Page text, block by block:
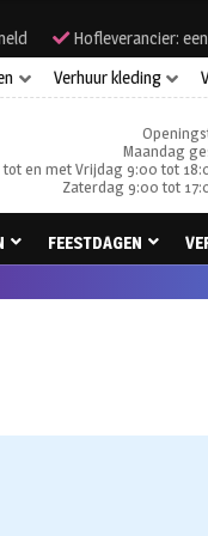
Hofleverancier:
Verhuur kleding
Maandag
tot en met Vrijdag 9:00 tot
Zaterdag 9:00 tot
FEESTDAGEN